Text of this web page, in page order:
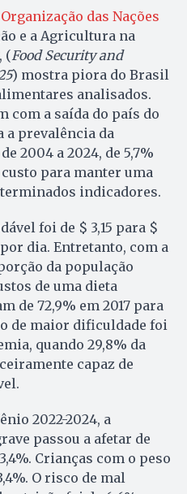
das Nações
e a Agricultura na
(Food Security and
) mostra piora do Brasil
analisados.
com a saída do país do
a prevalência da
2004 a 2024, de 5,7%
para manter uma
indicadores.
foi de $ 3,15 para $
dia. Entretanto, com a
da população
de uma dieta
de 72,9% em 2017 para
de maior dificuldade foi
quando 29,8% da
capaz de
2022-2024, a
passou a afetar de
Crianças com o peso
O risco de mal